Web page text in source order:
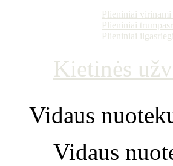
Plieniniai virinami
Plieniniai
Plieniniai
Kietinės
Vidaus
Vidaus